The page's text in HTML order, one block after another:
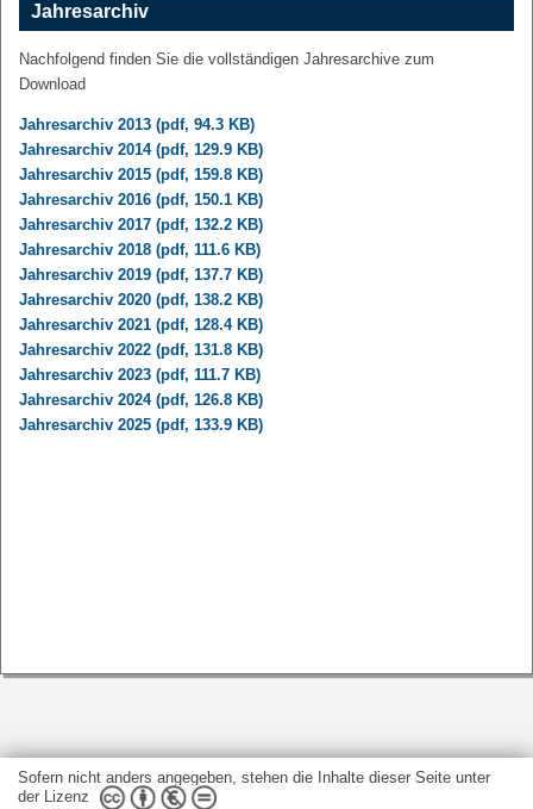
Jahresarchiv
Nachfolgend finden Sie die vollständigen Jahresarchive zum
Download
Jahresarchiv 2013 (pdf, 94.3 KB)
Jahresarchiv 2014 (pdf, 129.9 KB)
Jahresarchiv 2015 (pdf, 159.8 KB)
Jahresarchiv 2016 (pdf, 150.1 KB)
Jahresarchiv 2017 (pdf, 132.2 KB)
Jahresarchiv 2018 (pdf, 111.6 KB)
Jahresarchiv 2019 (pdf, 137.7 KB)
Jahresarchiv 2020 (pdf, 138.2 KB)
Jahresarchiv 2021 (pdf, 128.4 KB)
Jahresarchiv 2022 (pdf, 131.8 KB)
Jahresarchiv 2023 (pdf, 111.7 KB)
Jahresarchiv 2024 (pdf, 126.8 KB)
Jahresarchiv 2025 (pdf, 133.9 KB)
Sofern nicht anders angegeben, stehen die Inhalte dieser Seite unter
der Lizenz